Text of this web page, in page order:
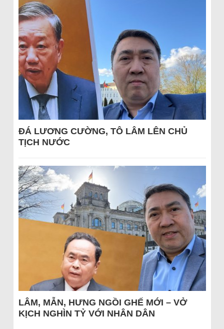
ĐÁ LƯƠNG CƯỜNG, TÔ LÂM LÊN CHỦ
TỊCH NƯỚC
LÂM, MẪN, HƯNG NGỒI GHẾ MỚI – VỞ
KỊCH NGHÌN TỶ VỚI NHÂN DÂN